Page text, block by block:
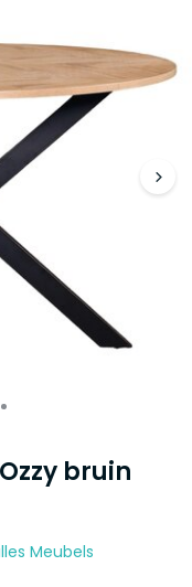
bruin
Meubels